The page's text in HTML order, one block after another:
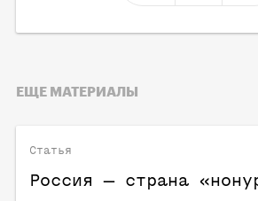
ЕЩЕ МАТЕРИАЛЫ
Статья
Россия — страна